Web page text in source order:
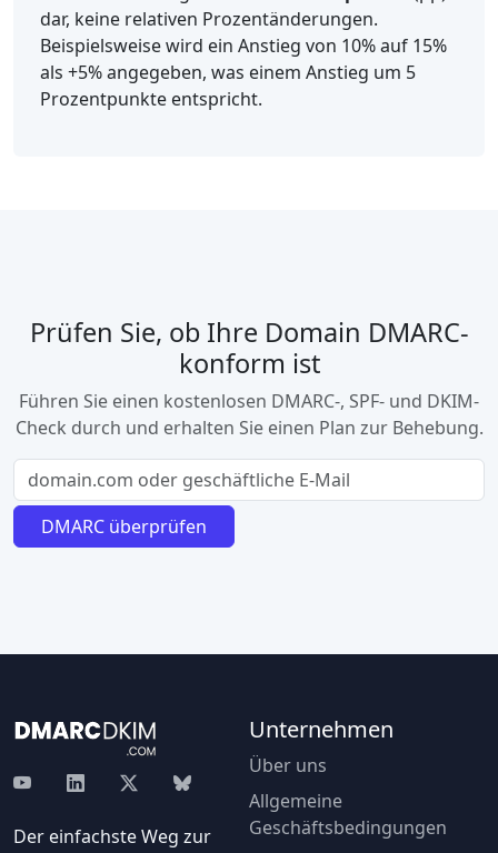
dar, keine relativen Prozentänderungen.
Beispielsweise wird ein Anstieg von 10% auf 15%
als +5% angegeben, was einem Anstieg um 5
Prozentpunkte entspricht.
Prüfen Sie, ob Ihre Domain DMARC-
konform ist
Führen Sie einen kostenlosen DMARC-, SPF- und DKIM-
Check durch und erhalten Sie einen Plan zur Behebung.
Der einfachste Weg zur
Unternehmen
Über uns
Allgemeine
Geschäftsbedingungen